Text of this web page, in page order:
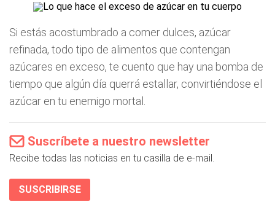
Si estás acostumbrado a comer dulces, azúcar
refinada, todo tipo de alimentos que contengan
azúcares en exceso, te cuento que hay una bomba de
tiempo que algún día querrá estallar, convirtiéndose el
azúcar en tu enemigo mortal.
Suscríbete a nuestro newsletter
Recibe todas las noticias en tu casilla de e-mail.
SUSCRIBIRSE